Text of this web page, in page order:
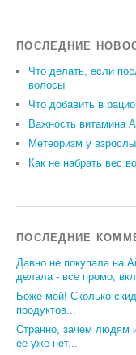
ПОСЛЕДНИЕ
Что делать, если
волосы
Что добавить в
Важность витамина
Метеоризм у
Как не набрать вес
ПОСЛЕДНИЕ
Давно не покупала на
делала - все промо,
Боже мой! Сколько
продуктов...
Странно, зачем людям
ее уже нет...